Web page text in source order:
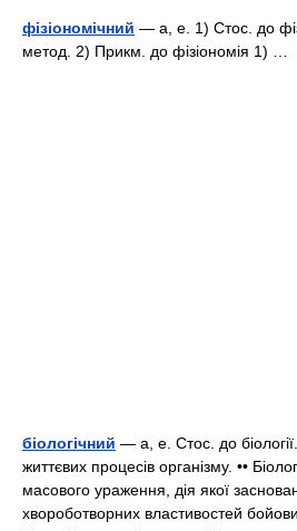
фізіономічний — а, е. 1) Стос. до
метод. 2) Прикм. до фізіономія 1) …
біологічний — а, е. Стос. до
життєвих процесів організму. ••
масового ураження, дія якої
хвороботворних властивостей